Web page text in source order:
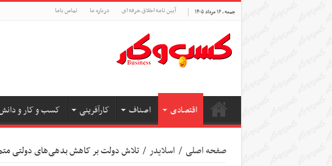
جمعه , ۱۶ مرداد ۱۴۰۵ آیین نامه اخلاق حرفه ای درباره ما تماس باما
اقتصادی اصناف کارآفرینی کسب و کار و دانش
صفحه اصلی / اسلایدر / تلاش دولت بر کاهش بدهی‌های دولتی